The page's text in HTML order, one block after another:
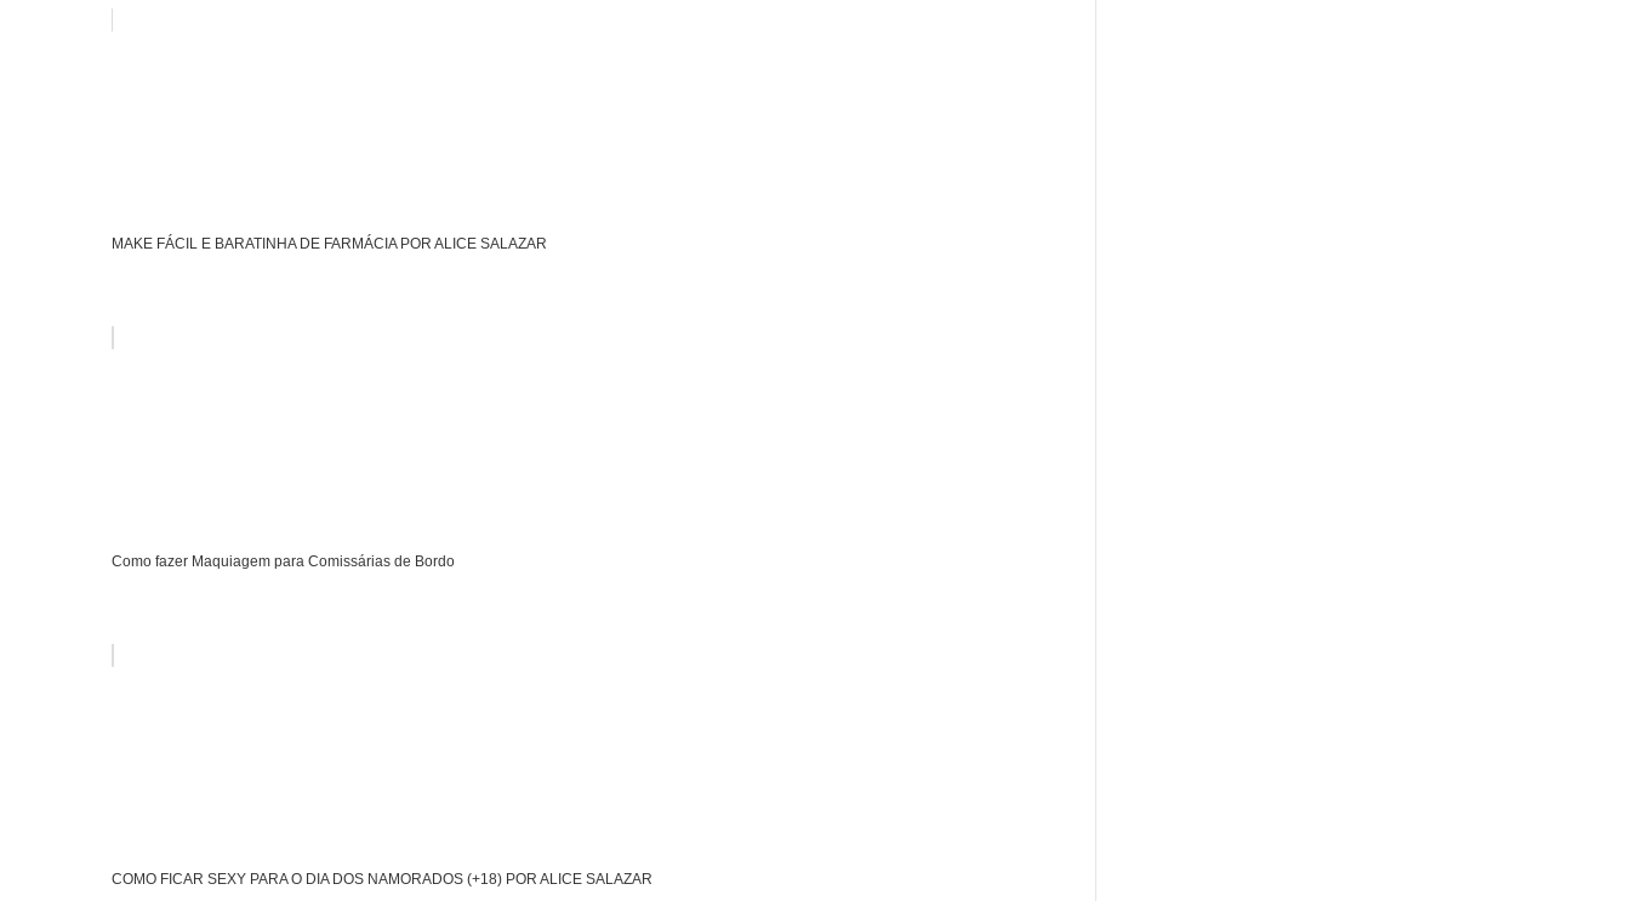
MAKE FÁCIL E BARATINHA DE FARMÁCIA POR ALICE SALAZAR
Como fazer Maquiagem para Comissárias de Bordo
COMO FICAR SEXY PARA O DIA DOS NAMORADOS (+18) POR ALICE SALAZAR